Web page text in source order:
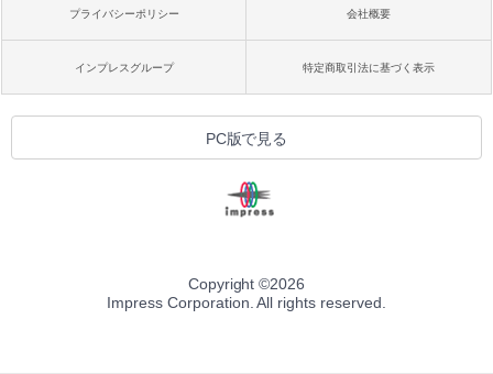
プライバシーポリシー 会社概要
インプレスグループ 特定商取引法に基づく表示
PC版で見る
Copyright ©2026
Impress Corporation. All rights reserved.